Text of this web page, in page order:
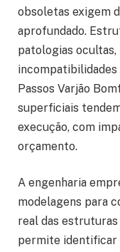
obsoletas exigem
aprofundado.
patologias
incompatibilidades
Passos Varjão
superficiais
execução, com
orçamento.
A engenharia
modelagens para
real das
permite identificar